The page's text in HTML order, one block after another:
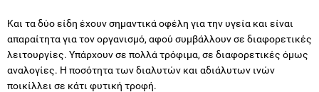
Και τα δύο είδη έχουν σημαντικά οφέλη για την υγεία και είναι
απαραίτητα για τον οργανισμό, αφού συμβάλλουν σε διαφορετικές
λειτουργίες. Υπάρχουν σε πολλά τρόφιμα, σε διαφορετικές όμως
αναλογίες. Η ποσότητα των διαλυτών και αδιάλυτων ινών
ποικίλλει σε κάτι φυτική τροφή.